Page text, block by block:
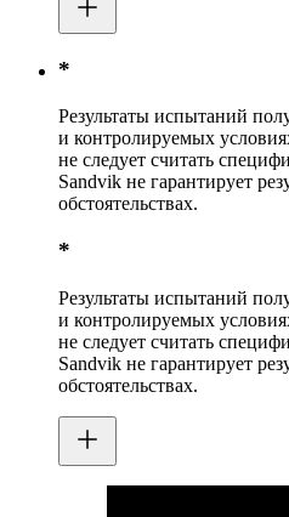
*
Результаты испытаний
и контролируемых
не следует считать
Sandvik не гарантирует
обстоятельствах.
*
Результаты испытаний
и контролируемых
не следует считать
Sandvik не гарантирует
обстоятельствах.